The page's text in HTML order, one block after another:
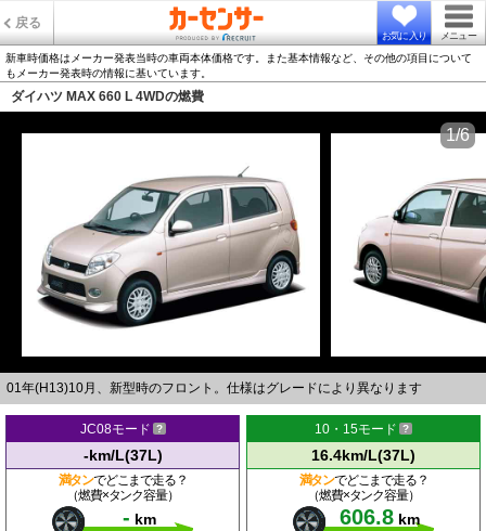
戻る
お気に入り メニュー
新車時価格はメーカー発表当時の車両本体価格です。また基本情報など、その他の項目について
もメーカー発表時の情報に基いています。
ダイハツ MAX 660 L 4WDの燃費
01年(H13)10月、新型時のフロント。仕様はグレードにより異なります
1/6
JC08モード
-km/L(37L)
満タンでどこまで走る？
（燃費×タンク容量）
- km
10・15モード
16.4km/L(37L)
満タンでどこまで走る？
（燃費×タンク容量）
606.8 km